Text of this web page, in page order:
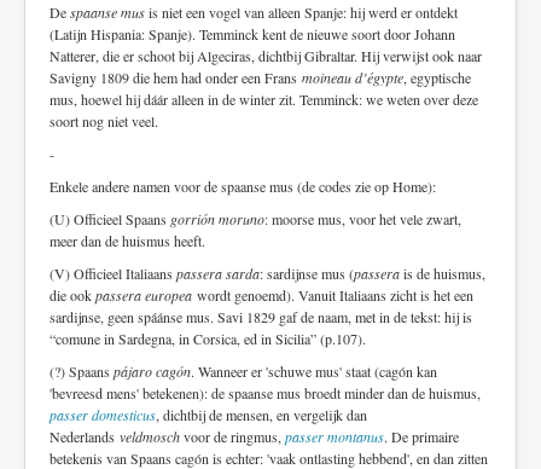
Despaanse musis niet een vogel van alleen Spanje: hij werd er ontdekt
(Latijn Hispania: Spanje). Temminck kent de nieuwe soort door Johann
Natterer, die er schoot bij Algeciras, dichtbij Gibraltar. Hij verwijst ook naar
Savigny 1809 die hem had onder een Frans moineau d’égypte, egyptische
mus, hoewel hij dáár alleen in de winter zit. Temminck: we weten over deze
soort nog niet veel.
-
Enkele andere namen voor de spaanse mus (de codes zie op Home):
(U) Officieel Spaans gorrión moruno: moorse mus, voor het vele zwart,
meer dan de huismus heeft.
(V) Officieel Italiaans passera sarda: sardijnse mus (passerais de huismus,
die ookpassera europea wordt genoemd). Vanuit Italiaans zicht is het een
sardijnse, geen spáánse mus. Savi 1829 gaf de naam, met in de tekst: hij is
“comune in Sardegna, in Corsica, ed in Sicilia” (p.107).
(?) Spaans pájaro cagón. Wanneer er 'schuwe mus' staat (cagón kan
'bevreesd mens' betekenen): de spaanse mus broedt minder dan de huismus,
passer domesticus, dichtbij de mensen, en vergelijk dan
Nederlands veldmoschvoor de ringmus, passer montanus. De primaire
betekenis van Spaans cagón is echter: 'vaak ontlasting hebbend', en dan zitten